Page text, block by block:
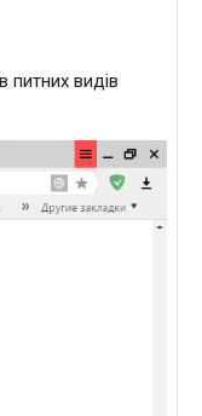
видів